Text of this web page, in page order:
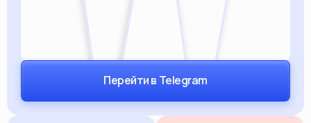
Перейти в Telegram